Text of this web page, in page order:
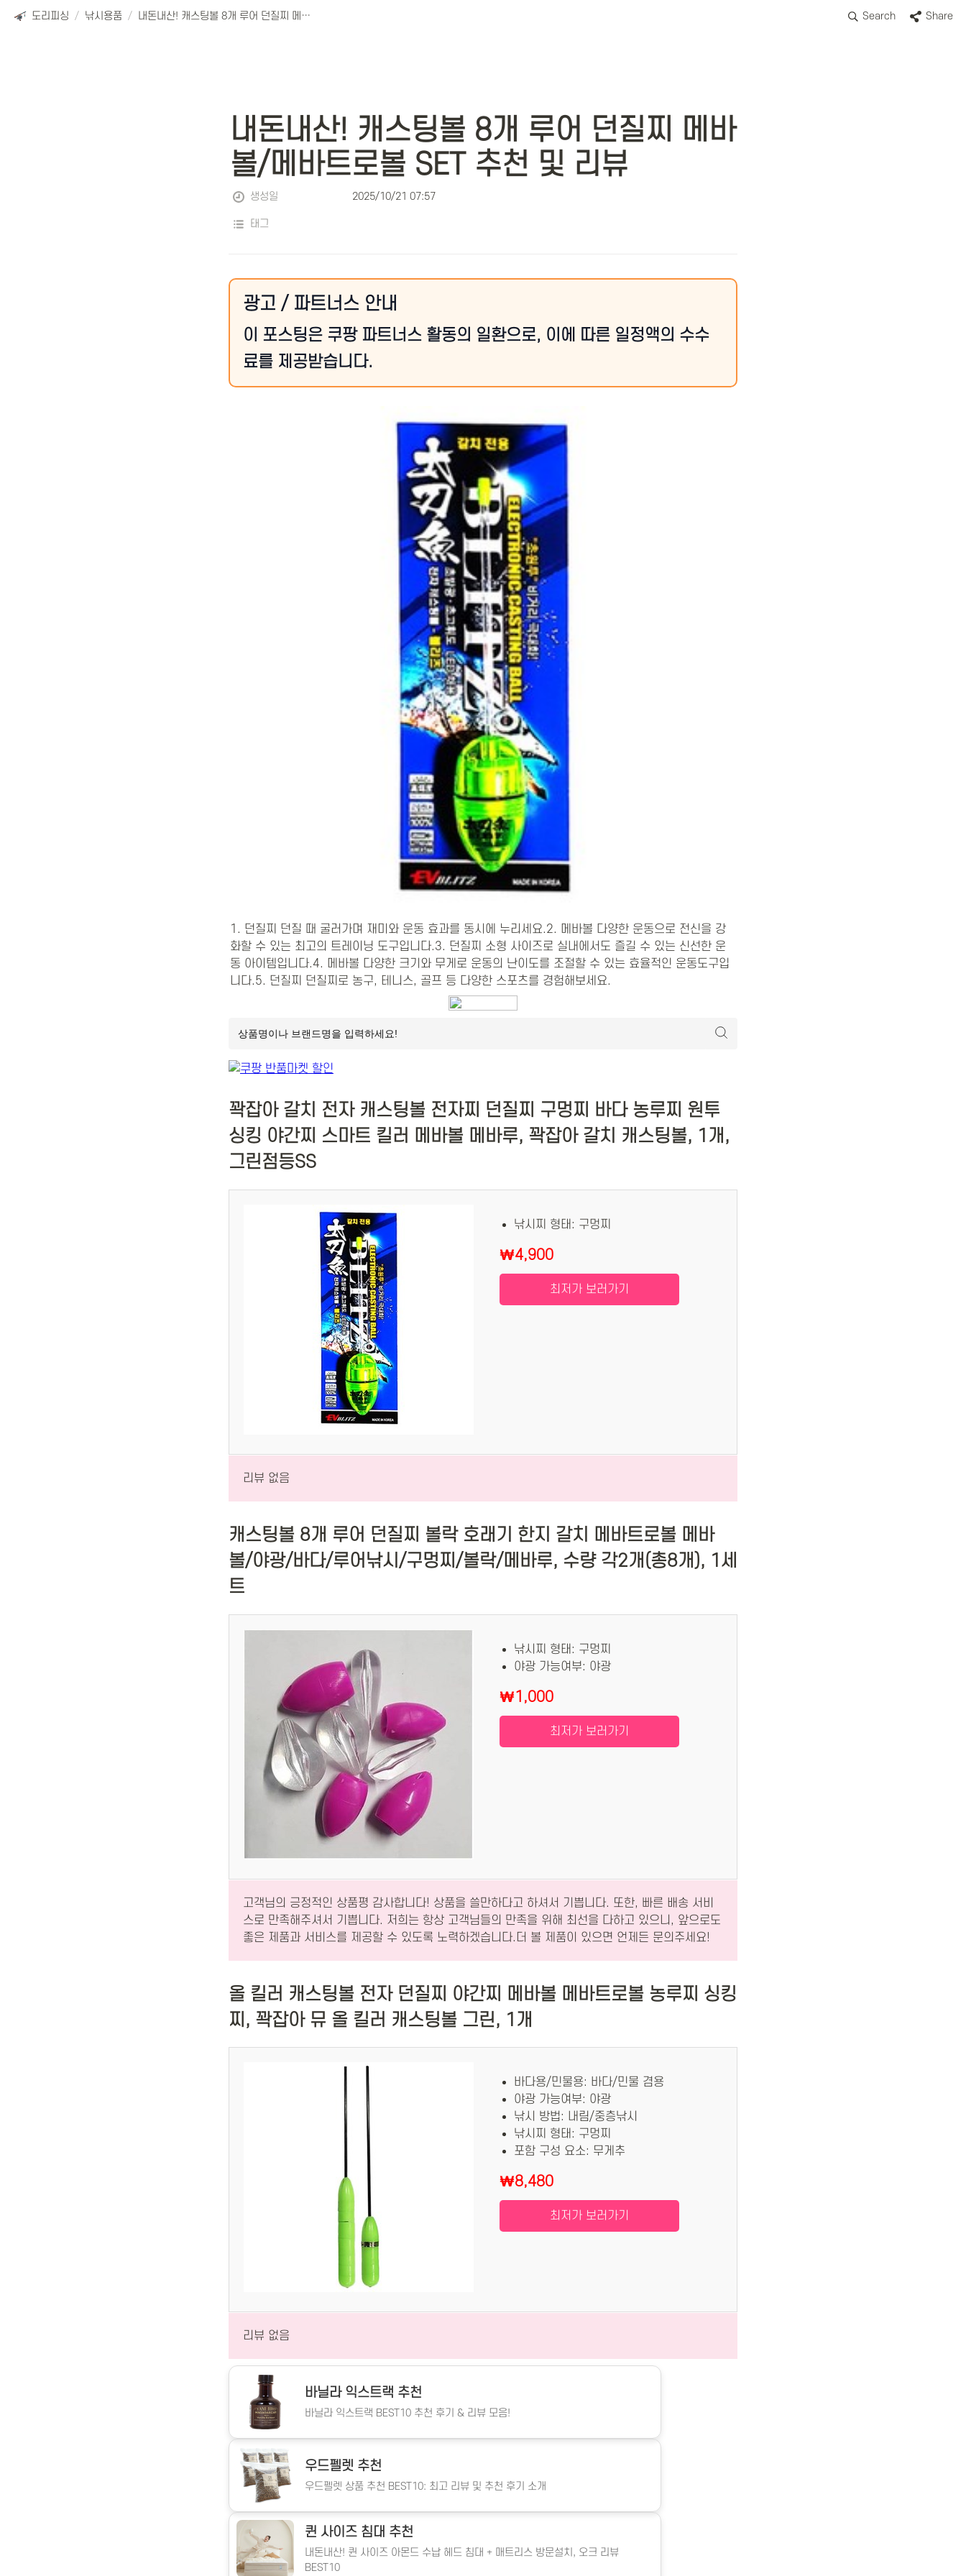
도리피싱 / 낚시용품 / 내돈내산! 캐스팅볼 8개 루어 던질찌 메바볼/메바트로볼 SET 추천 및 리뷰 Search Share
내돈내산! 캐스팅볼 8개 루어 던질찌 메바
볼/메바트로볼 SET 추천 및 리뷰
생성일 2025/10/21 07:57
태그
광고 / 파트너스 안내
이 포스팅은 쿠팡 파트너스 활동의 일환으로, 이에 따른 일정액의 수수
료를 제공받습니다.
1. 던질찌 던질 때 굴러가며 재미와 운동 효과를 동시에 누리세요.2. 메바볼 다양한 운동으로 전신을 강
화할 수 있는 최고의 트레이닝 도구입니다.3. 던질찌 소형 사이즈로 실내에서도 즐길 수 있는 신선한 운
동 아이템입니다.4. 메바볼 다양한 크기와 무게로 운동의 난이도를 조절할 수 있는 효율적인 운동도구입
니다.5. 던질찌 던질찌로 농구, 테니스, 골프 등 다양한 스포츠를 경험해보세요.
꽉잡아 갈치 전자 캐스팅볼 전자찌 던질찌 구멍찌 바다 농루찌 원투
싱킹 야간찌 스마트 킬러 메바볼 메바루, 꽉잡아 갈치 캐스팅볼, 1개,
그린점등SS
낚시찌 형태: 구멍찌
₩4,900
최저가 보러가기
리뷰 없음
캐스팅볼 8개 루어 던질찌 볼락 호래기 한지 갈치 메바트로볼 메바
볼/야광/바다/루어낚시/구멍찌/볼락/메바루, 수량 각2개(총8개), 1세
트
낚시찌 형태: 구멍찌
야광 가능여부: 야광
₩1,000
최저가 보러가기
고객님의 긍정적인 상품평 감사합니다! 상품을 쓸만하다고 하셔서 기쁩니다. 또한, 빠른 배송 서비
스로 만족해주셔서 기쁩니다. 저희는 항상 고객님들의 만족을 위해 최선을 다하고 있으니, 앞으로도
좋은 제품과 서비스를 제공할 수 있도록 노력하겠습니다.더 볼 제품이 있으면 언제든 문의주세요!
올 킬러 캐스팅볼 전자 던질찌 야간찌 메바볼 메바트로볼 농루찌 싱킹
찌, 꽉잡아 뮤 올 킬러 캐스팅볼 그린, 1개
바다용/민물용: 바다/민물 겸용
야광 가능여부: 야광
낚시 방법: 내림/중층낚시
낚시찌 형태: 구멍찌
포함 구성 요소: 무게추
₩8,480
최저가 보러가기
리뷰 없음
바닐라 익스트랙 추천
바닐라 익스트랙 BEST10 추천 후기 & 리뷰 모음!
우드펠렛 추천
우드펠렛 상품 추천 BEST10: 최고 리뷰 및 추천 후기 소개
퀸 사이즈 침대 추천
내돈내산! 퀸 사이즈 아몬드 수납 헤드 침대 + 매트리스 방문설치, 오크 리뷰
BEST10